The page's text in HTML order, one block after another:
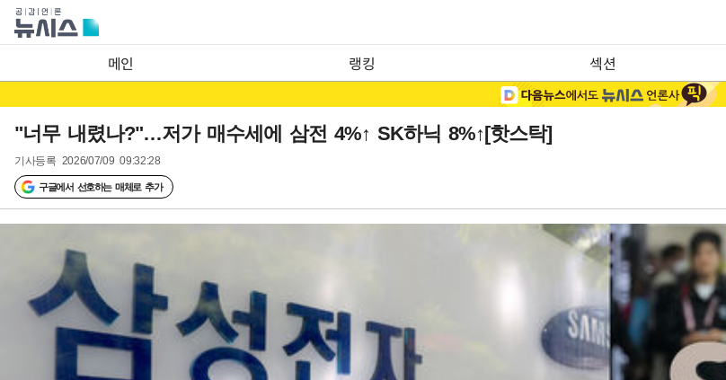
메인 랭킹 섹션
"너무 내렸나?"…저가 매수세에 삼전 4%↑ SK하닉 8%↑[핫스탁]
기사등록 2026/07/09 09:32:28
구글에서 선호하는 매체로 추가